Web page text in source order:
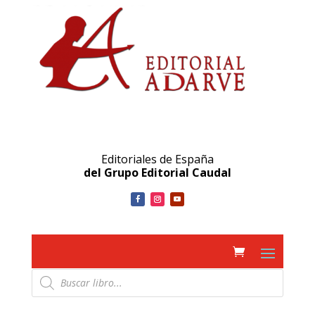
Editoriales de España
del Grupo Editorial Caudal
Búsqueda
de
productos